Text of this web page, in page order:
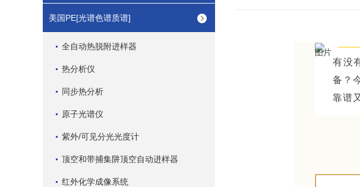
美国PE[光谱色谱质谱]
全自动热脱附进样器
热分析仪
同步热分析
原子光谱仪
紫外/可见分光光度计
顶空和带捕集阱顶空自动进样器
红外化学成像系统
有没
备？
靠谱